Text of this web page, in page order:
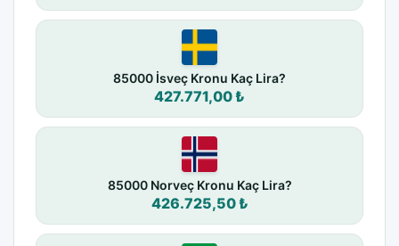
85000 İsveç Kronu Kaç Lira?
427.771,00 ₺
85000 Norveç Kronu Kaç Lira?
426.725,50 ₺